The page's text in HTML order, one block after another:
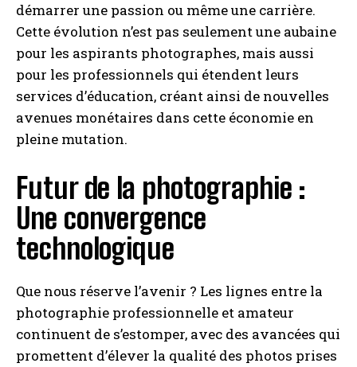
démarrer une passion ou même une carrière.
Cette évolution n’est pas seulement une aubaine
pour les aspirants photographes, mais aussi
pour les professionnels qui étendent leurs
services d’éducation, créant ainsi de nouvelles
avenues monétaires dans cette économie en
pleine mutation.
Futur de la photographie :
Une convergence
technologique
Que nous réserve l’avenir ? Les lignes entre la
photographie professionnelle et amateur
continuent de s’estomper, avec des avancées qui
promettent d’élever la qualité des photos prises